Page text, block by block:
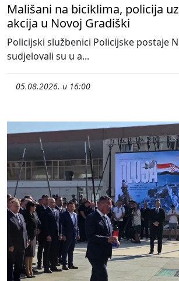
Mališani na biciklima, policija
akcija u Novoj Gradiški
Policijski službenici Policijske postaje
sudjelovali su u a...
05.08.2026. u 16:00